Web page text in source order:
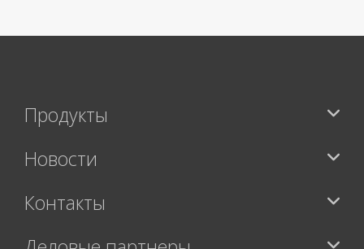
Продукты
Новости
Контакты